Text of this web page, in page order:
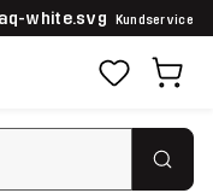
Kundservice